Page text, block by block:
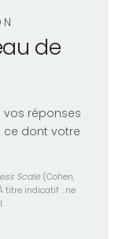
de
vos réponses
ce dont votre
Scale(Cohen,
titre indicatif : ne